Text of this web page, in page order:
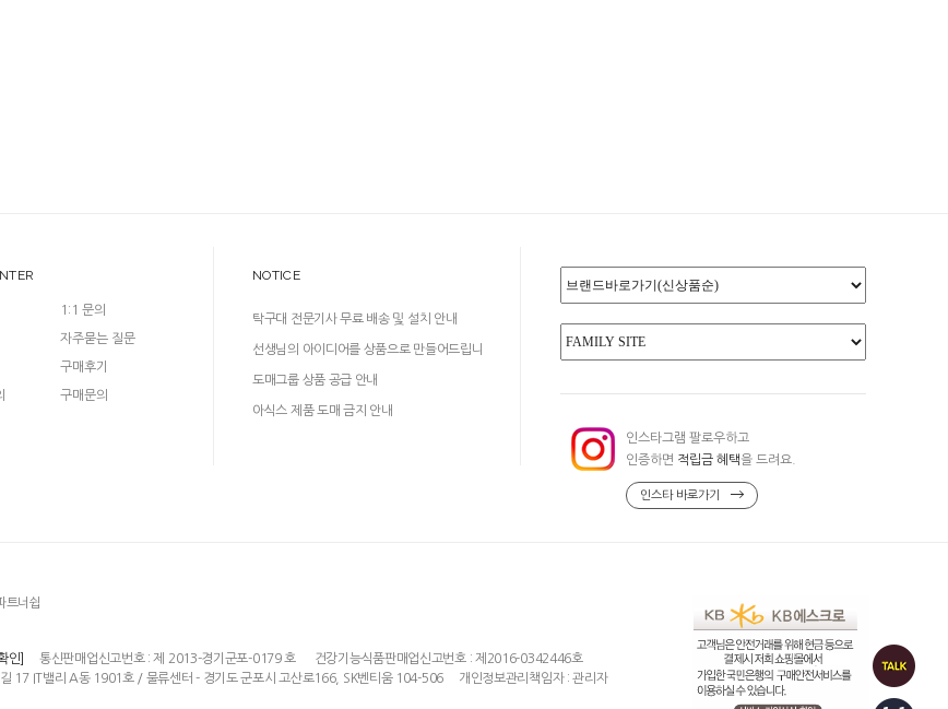
1:1 문의
자주묻는 질문
구매후기
구매문의
NOTICE
탁구대 전문기사 무료 배송 및 설치 안내
선생님의 아이디어를 상품으로 만들어드립니
다!
도매그룹 상품 공급 안내
아식스 제품 도매 금지 안내
인스타그램 팔로우하고
인증하면 적립금 혜택을 드려요.
인스타 바로가기
트너쉽
인] 통신판매업신고번호 : 제 2013-경기군포-0179 호
건강기능식품판매업신고번호 : 제2016-0342446호
17 IT밸리 A동 1901호 / 물류센터 - 경기도 군포시 고산로166, SK벤티움 104-506 개인정보관리책임자 : 관리자